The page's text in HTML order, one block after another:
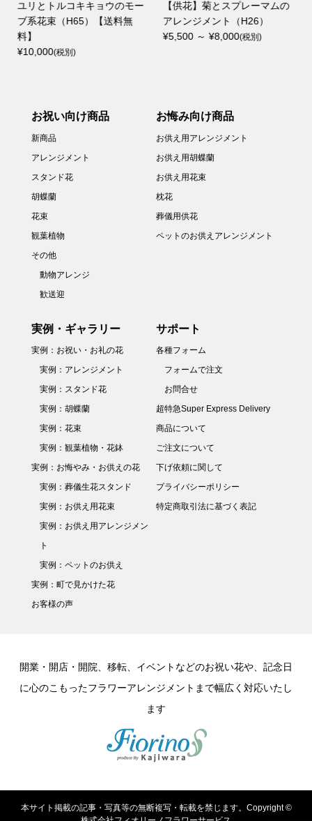
ユリとトルコキキョウのモー
ブ系花束（H65）【送料無
料】
¥10,000(税別)
【供花】菊とスプレーマムの
アレンジメント（H26）
¥5,500 ～ ¥8,000(税別)
お祝い向け商品
新商品
アレンジメント
スタンド花
胡蝶蘭
花束
観葉植物
その他
動物アレンジ
歓送迎
お悔み向け商品
お供え用アレンジメント
お供え用胡蝶蘭
お供え用花束
枕花
葬儀用供花
ペットのお供えアレンジメント
実例・ギャラリー
実例：お祝い・お礼の花
実例：アレンジメント
実例：スタンド花
実例：胡蝶蘭
実例：花束
実例：観葉植物・花鉢
実例：お悔やみ・お供えの花
実例：葬儀生花スタンド
実例：お供え用花束
実例：お供え用アレンジメン
ト
実例：ペットのお供え
実例：町で見かけた花
お客様の声
サポート
各種フォーム
フォームで注文
お問合せ
超特急Super Express Delivery
商品について
ご注文について
下げ依頼に関して
プライバシーポリシー
特定商取引法に基づく表記
開業・開店・開院、移転、イベントなどのお祝い花や、記念日
に心のこもったフラワーアレンジメントまで幅広く対応いたし
ます
本サイト掲載の記事・写真等の無断複写・転載を禁じます。Copyright ©